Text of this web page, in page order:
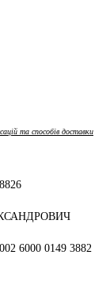
та способів доставки
6000 0149 3882